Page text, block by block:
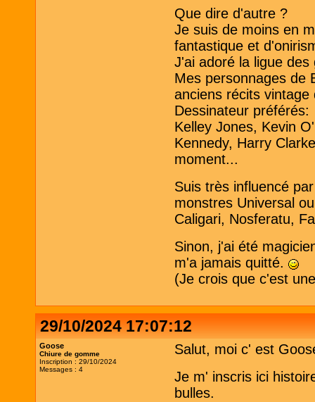
Que dire d'autre ?
Je suis de moins en
fantastique et
J'ai adoré la ligue
Mes personnages de
anciens récits
Dessinateur préférés:
Kelley Jones, Kevin
Kennedy, Harry
moment...
Suis très influencé
monstres Universal
Caligari, Nosferatu,
Sinon, j'ai été
m'a jamais quitté.
(Je crois que c'est
29/10/2024 17:07:12
Goose
Chiure de gomme
Inscription : 29/10/2024
Messages : 4
Salut, moi c' est
Je m' inscris ici
bulles.